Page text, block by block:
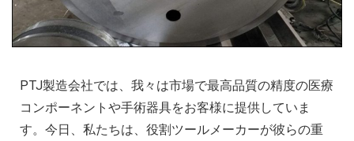
PTJ製造会社では、我々は市場で最高品質の精度の医療
コンポーネントや手術器具をお客様に提供していま
す。今日、私たちは、役割ツールメーカーが彼らの重